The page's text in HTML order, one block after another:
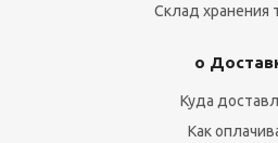
Склад хранения
о
Куда
Как